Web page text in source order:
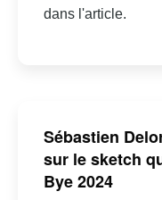
dans l'article.
Sébastien
sur le sketch
Bye 2024